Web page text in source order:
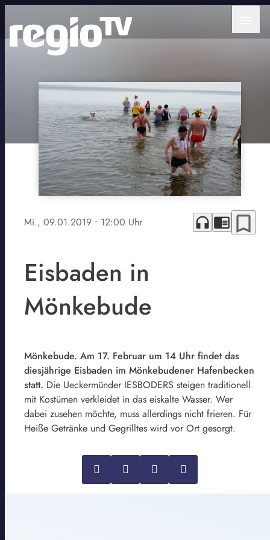
Mi., 09.01.2019 • 12:00 Uhr headphones chrome_reader_mode bookmark_border
Eisbaden in
Mönkebude
Mönkebude. Am 17. Februar um 14 Uhr findet das
diesjährige Eisbaden im Mönkebudener Hafenbecken
statt. Die Ueckermünder IESBODERS steigen traditionell
mit Kostümen verkleidet in das eiskalte Wasser. Wer
dabei zusehen möchte, muss allerdings nicht frieren. Für
Heiße Getränke und Gegrilltes wird vor Ort gesorgt.